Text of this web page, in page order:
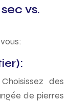
vs.
des
de pierres